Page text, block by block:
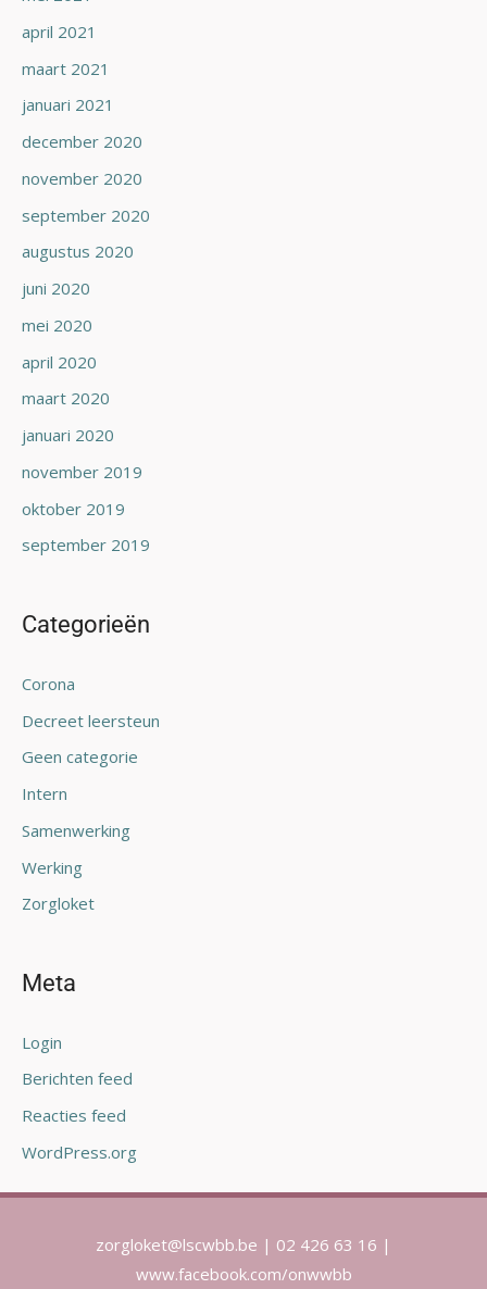
april 2021
maart 2021
januari 2021
december 2020
november 2020
september 2020
augustus 2020
juni 2020
mei 2020
april 2020
maart 2020
januari 2020
november 2019
oktober 2019
september 2019
Categorieën
Corona
Decreet leersteun
Geen categorie
Intern
Samenwerking
Werking
Zorgloket
Meta
Login
Berichten feed
Reacties feed
WordPress.org
zorgloket@lscwbb.be | 02 426 63 16 |
www.facebook.com/onwwbb